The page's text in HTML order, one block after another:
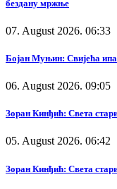
бездану мржње
07. August 2026. 06:33
Бојан Муњин: Свијећа
06. August 2026. 09:05
Зоран Кинђић: Света
05. August 2026. 06:42
Зоран Кинђић: Света